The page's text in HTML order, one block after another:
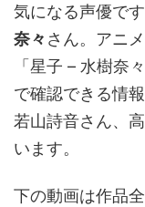
気になる声優で
奈々 さん。アニ
「星子 – 水樹奈
で確認できる情
若山詩音さん、
います。
下の動画は作品